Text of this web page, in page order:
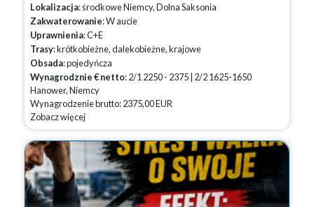
Lokalizacja: środkowe Niemcy, Dolna Saksonia
Zakwaterowanie: W aucie
Uprawnienia: C+E
Trasy: krótkobieżne, dalekobieżne, krajowe
Obsada: pojedyńcza
Wynagrodznie € netto: 2/1 2250 - 2375 | 2/2 1625-1650
Hanower, Niemcy
Wynagrodzenie brutto: 2375,00 EUR
Zobacz więcej